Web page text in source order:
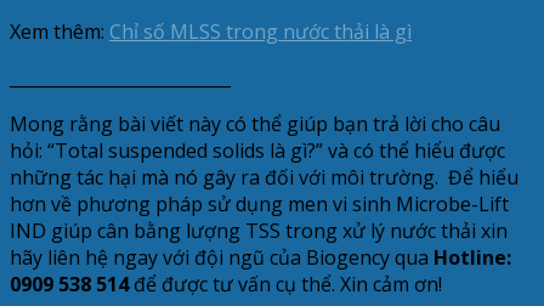
Xem thêm: Chỉ số MLSS trong nước thải là gì
Mong rằng bài viết này có thể giúp bạn trả lời cho câu
hỏi: “Total suspended solids là gì?” và có thể hiểu được
những tác hại mà nó gây ra đối với môi trường. Để hiểu
hơn về phương pháp sử dụng men vi sinh Microbe-Lift
IND giúp cân bằng lượng TSS trong xử lý nước thải xin
hãy liên hệ ngay với đội ngũ của Biogency qua Hotline:
0909 538 514để được tư vấn cụ thể. Xin cảm ơn!